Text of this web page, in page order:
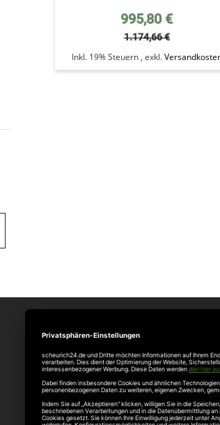
Sonderpreis
995,80 €
1.174,66 €
Inkl. 19% Steuern , exkl.
Shop
Versand
Zahlungsarten